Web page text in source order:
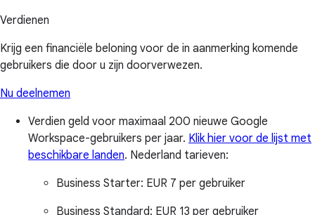
Verdienen
Krijg een financiële beloning voor de in aanmerking komende
gebruikers die door u zijn doorverwezen.
Nu deelnemen
Verdien geld voor maximaal 200 nieuwe Google
Workspace-gebruikers per jaar. Klik hier voor de lijst met
beschikbare landen. Nederland tarieven:
Business Starter: EUR 7 per gebruiker
Business Standard: EUR 13 per gebruiker